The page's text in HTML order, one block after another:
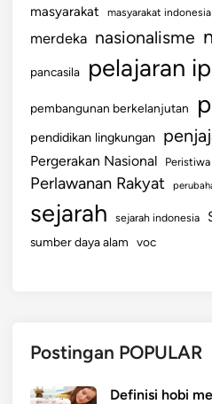
T
e
k
n
d
a
l
masyarakat masyarakat indonesia
merdeka nasionalisme
pancasila pelajaran
pembangunan berkelanjutan
pendidikan lingkungan
Pergerakan Nasional
Perlawanan Rakyat
sejarah sejarah indonesia
sumber daya alam voc
Postingan POPULAR
Definisi hobi